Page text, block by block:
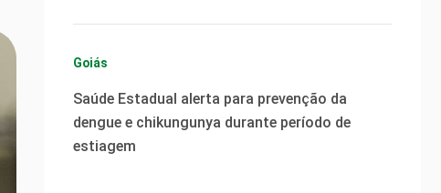
Goiás
Saúde Estadual alerta para prevenção da
dengue e chikungunya durante período de
estiagem